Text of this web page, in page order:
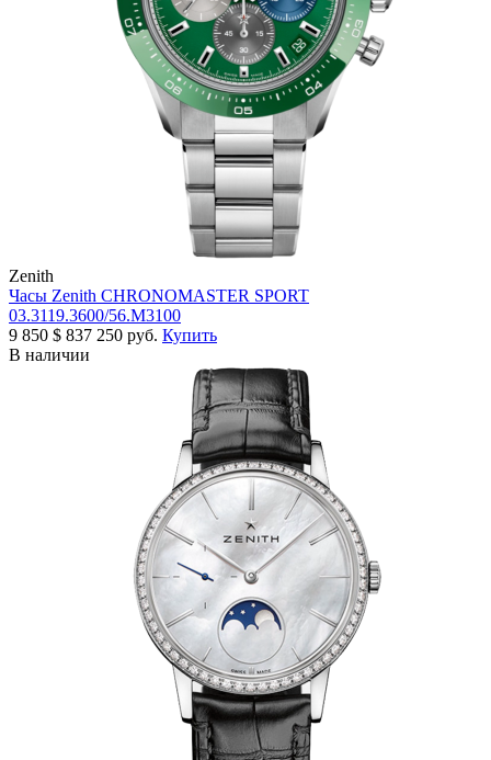
Zenith
Часы Zenith CHRONOMASTER SPORT
03.3119.3600/56.M3100
9 850 $ 837 250 руб. Купить
В наличии